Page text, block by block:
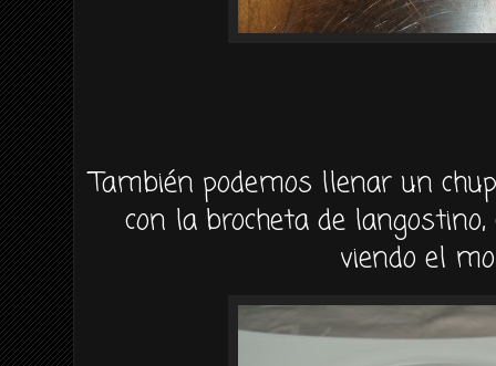
También podemos llenar un
con la brocheta de
viendo el